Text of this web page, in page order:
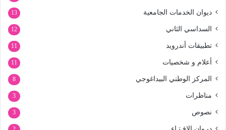
ديوان الخدمات الجامعية 13
السداسي الثاني 12
تطبيقات أندرويد 11
أعلام و شخصيات 11
المركز الوطني البيداغوجي 8
مناظرات 3
نصوص 3